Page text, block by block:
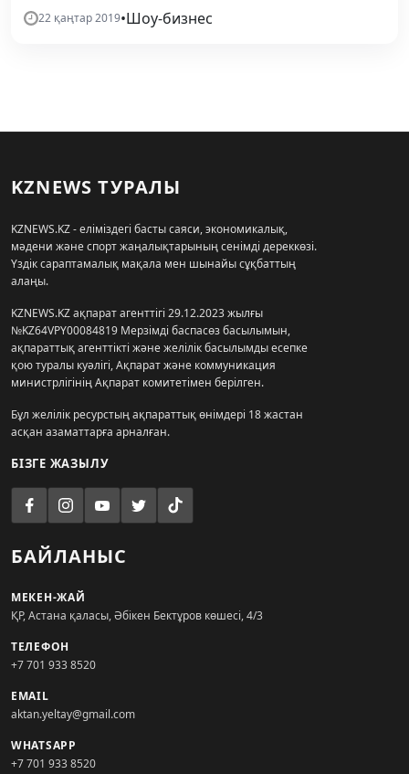
22 қаңтар 2019•Шоу-бизнес
KZNEWS ТУРАЛЫ
KZNEWS.KZ - еліміздегі басты саяси, экономикалық,
мәдени және спорт жаңалықтарының сенімді дереккөзі.
Үздік сараптамалық мақала мен шынайы сұқбаттың
алаңы.
KZNEWS.KZ ақпарат агенттігі 29.12.2023 жылғы
№KZ64VPY00084819 Мерзімді баспасөз басылымын,
ақпараттық агенттікті және желілік басылымды есепке
қою туралы куәлігі, Ақпарат және коммуникация
министрлігінің Ақпарат комитетімен берілген.
Бұл желілік ресурстың ақпараттық өнімдері 18 жастан
асқан азаматтарға арналған.
БІЗГЕ ЖАЗЫЛУ
БАЙЛАНЫС
МЕКЕН-ЖАЙ
ҚР, Астана қаласы, Әбікен Бектұров көшесі, 4/3
ТЕЛЕФОН
+7 701 933 8520
EMAIL
aktan.yeltay@gmail.com
WHATSAPP
+7 701 933 8520